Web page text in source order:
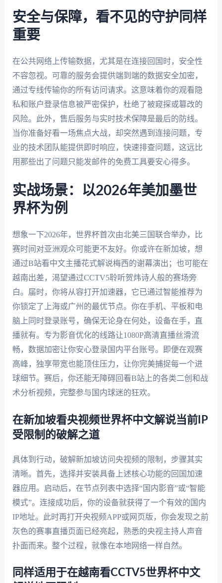
安全与保障，看不见的守护同样
重要
在公共网络上传输数据，尤其是在连接回国时，安全性
不容忽视。可靠的服务会提供端到端的数据安全加密，
通过专线传输你的所有访问请求。这意味着你的观看隐
私和账户登录信息被严密保护，杜绝了被窥探或篡改的
风险。此外，售后服务与实时技术保障是最后的防线。
当你准备好看一场焦点大战，却突然遇到连接问题，专
业的技术团队能提供即时响应，快速排查问题，这远比
用那些出了问题只能发邮件的免费工具要安心得多。
实战场景：以2026年美加墨世
界杯为例
想象一下2026年，世界杯首次由北美三国联合举办，比
赛时间对亚洲观众可能更不友好。你或许在新加坡，想
通过B站看中文主播花式解说梅西的谢幕演出；也可能在
越南出差，渴望通过CCTV5聆听贺炜诗人般的赛场旁
白。届时，你将从容打开加速器，它已通过智能推荐为
你锁定了上海或广州的最优节点。你在手机、平板和电
脑上同时登录账号，确保无论身在何处，设备在手，直
播就有。专为影音优化的线路让1080P高清直播丝滑流
畅，数据加密让你安心登录国内平台账号。即便在观赛
高峰，独享带宽也能顶住压力，让你完美捕捉每一个进
球细节。赛后，你还能无障碍回看B站上的各类二创和战
术分析视频，完整参与国内球迷的狂欢。
在新加坡看央视频世界杯中文解说当前IP
受限制的破解之道
具体到行动，破解新加坡访问央视频的限制，步骤其实
清晰。首先，选择并安装具备上述核心功能的回国加速
器应用。启动后，在节点列表中选择“国内影音”或“智能
模式”。连接成功后，你的设备就获得了一个有效的国内
IP地址。此时再打开央视频APP或网页版，你会发现之前
灰色的赛事直播页面已经亮起，熟悉的央视主持人声音
扑面而来。整个过程，就像在本地网络一样自然。
同样适用于在越南看CCTV5世界杯中文